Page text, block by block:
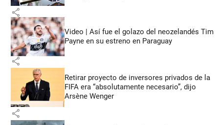
share
Video | Así fue el golazo del neozelandés Tim
Payne en su estreno en Paraguay
share
Retirar proyecto de inversores privados de la
FIFA era “absolutamente necesario”, dijo
Arsène Wenger
share